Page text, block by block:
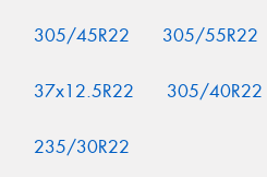
305/45R22 305/55R22
37x12.5R22 305/40R22
235/30R22